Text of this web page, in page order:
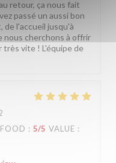
retour, ça nous fait
passé un aussi bon
l'accueil jusqu'à
nous cherchons à offrir
très vite ! L'équipe de
FOOD : 5/5 VALUE :